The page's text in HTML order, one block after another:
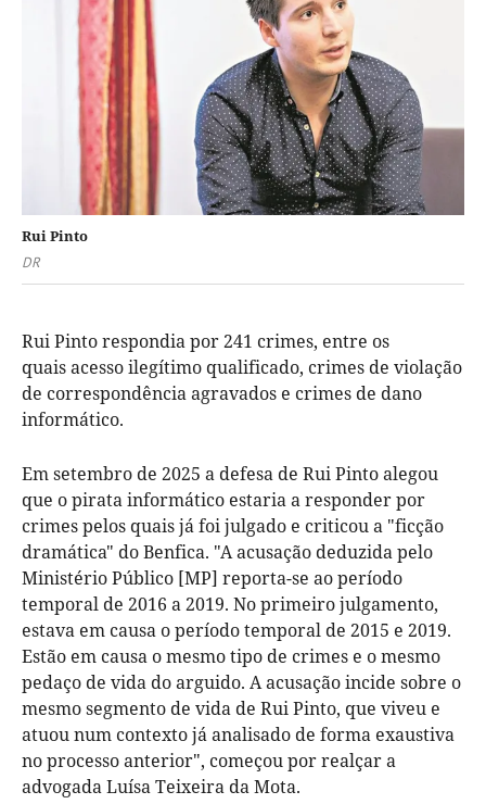
Rui Pinto
DR
Rui Pinto respondia por 241 crimes, entre os
quais acesso ilegítimo qualificado, crimes de violação
de correspondência agravados e crimes de dano
informático.
Em setembro de 2025 a defesa de Rui Pinto alegou
que o pirata informático estaria a responder por
crimes pelos quais já foi julgado e criticou a "ficção
dramática" do Benfica. "A acusação deduzida pelo
Ministério Público [MP] reporta-se ao período
temporal de 2016 a 2019. No primeiro julgamento,
estava em causa o período temporal de 2015 e 2019.
Estão em causa o mesmo tipo de crimes e o mesmo
pedaço de vida do arguido. A acusação incide sobre o
mesmo segmento de vida de Rui Pinto, que viveu e
atuou num contexto já analisado de forma exaustiva
no processo anterior", começou por realçar a
advogada Luísa Teixeira da Mota.